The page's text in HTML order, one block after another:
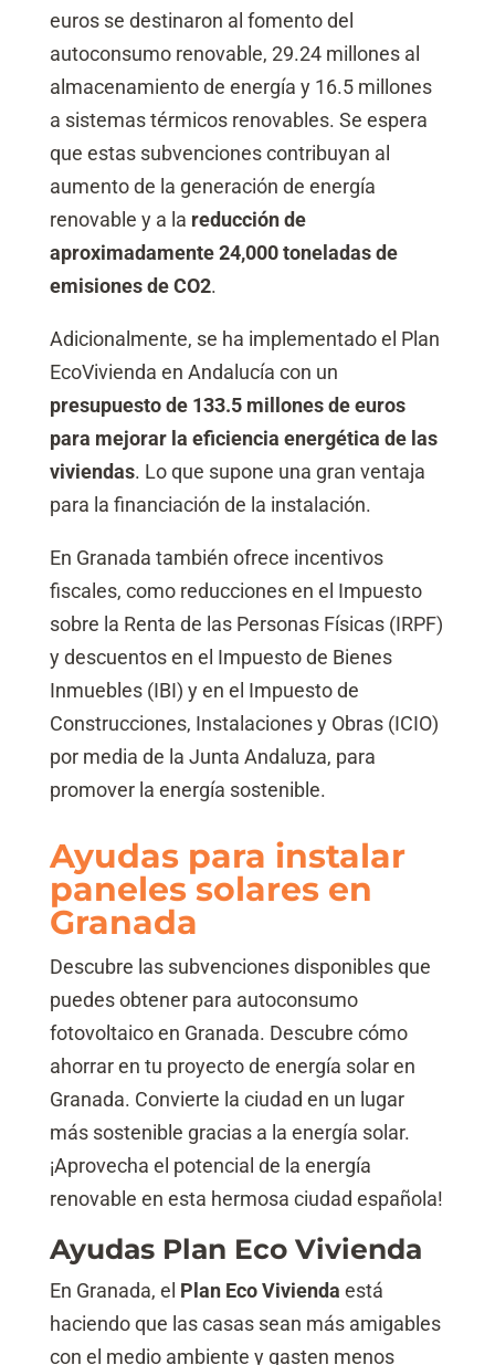
euros se destinaron al fomento del
autoconsumo renovable, 29.24 millones al
almacenamiento de energía y 16.5 millones
a sistemas térmicos renovables. Se espera
que estas subvenciones contribuyan al
aumento de la generación de energía
renovable y a la reducción de
aproximadamente 24,000 toneladas de
emisiones de CO2.
Adicionalmente, se ha implementado el Plan
EcoVivienda en Andalucía con un
presupuesto de 133.5 millones de euros
para mejorar la eficiencia energética de las
viviendas. Lo que supone una gran ventaja
para la financiación de la instalación.
En Granada también ofrece incentivos
fiscales, como reducciones en el Impuesto
sobre la Renta de las Personas Físicas (IRPF)
y descuentos en el Impuesto de Bienes
Inmuebles (IBI) y en el Impuesto de
Construcciones, Instalaciones y Obras (ICIO)
por media de la Junta Andaluza, para
promover la energía sostenible.
Ayudas para instalar
paneles solares en
Granada
Descubre las subvenciones disponibles que
puedes obtener para autoconsumo
fotovoltaico en Granada. Descubre cómo
ahorrar en tu proyecto de energía solar en
Granada. Convierte la ciudad en un lugar
más sostenible gracias a la energía solar.
¡Aprovecha el potencial de la energía
renovable en esta hermosa ciudad española!
Ayudas Plan Eco Vivienda
En Granada, el Plan Eco Vivienda está
haciendo que las casas sean más amigables
con el medio ambiente y gasten menos